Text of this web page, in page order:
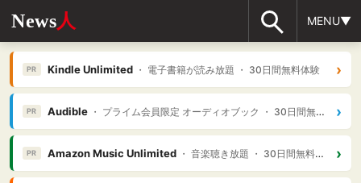
News人 MENU▼
PR Kindle Unlimited・ 電子書籍が読み放題 ・ 30日間無料体験 ›
PR Audible・ プライム会員限定 オーディオブック ・ 30日間無料体験 ›
PR Amazon Music Unlimited・ 音楽聴き放題 ・ 30日間無料体験 ›